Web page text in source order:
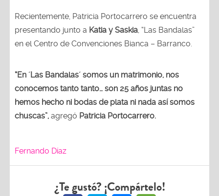
Recientemente, Patricia Portocarrero se encuentra
presentando junto a Katia y Saskia, “Las Bandalas”
en el Centro de Convenciones Bianca – Barranco.
“En ´Las Bandalas´ somos un matrimonio, nos
conocemos tanto tanto… son 25 años juntas no
hemos hecho ni bodas de plata ni nada así somos
chuscas”, agregó Patricia Portocarrero.
Fernando Díaz
¿Te gustó? ¡Compártelo!